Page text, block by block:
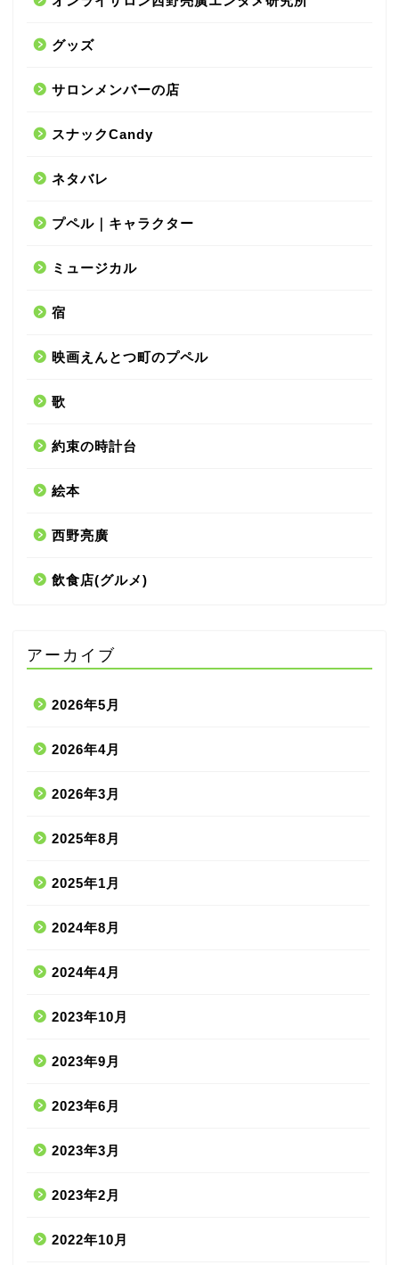
グッズ
サロンメンバーの店
スナックCandy
ネタバレ
プペル｜キャラクター
ミュージカル
宿
映画えんとつ町のプペル
歌
約束の時計台
絵本
西野亮廣
飲食店(グルメ)
アーカイブ
2026年5月
2026年4月
2026年3月
2025年8月
2025年1月
2024年8月
2024年4月
2023年10月
2023年9月
2023年6月
2023年3月
2023年2月
2022年10月